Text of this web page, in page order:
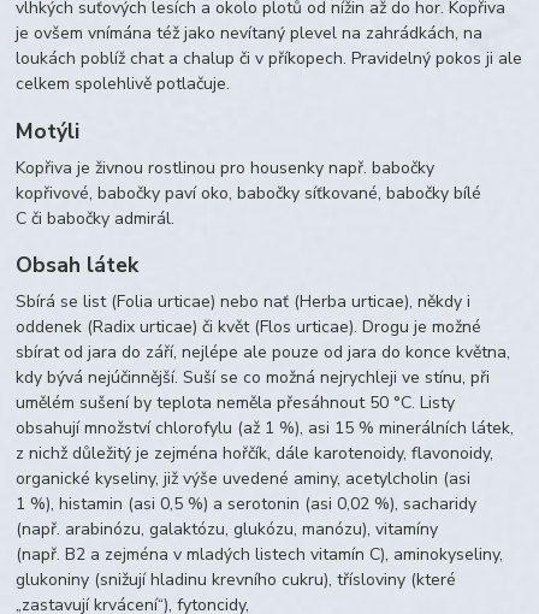
vlhkých suťových lesích a okolo plotů od nížin až do hor. Kopřiva
je ovšem vnímána též jako nevítaný plevel na zahrádkách, na
loukách poblíž chat a chalup či v příkopech. Pravidelný pokos ji ale
celkem spolehlivě potlačuje.
Motýli
Kopřiva je živnou rostlinou pro housenky např. babočky
kopřivové, babočky paví oko, babočky síťkované, babočky bílé
C či babočky admirál.
Obsah látek
Sbírá se list (Folia urticae) nebo nať (Herba urticae), někdy i
oddenek (Radix urticae) či květ (Flos urticae). Drogu je možné
sbírat od jara do září, nejlépe ale pouze od jara do konce května,
kdy bývá nejúčinnější. Suší se co možná nejrychleji ve stínu, při
umělém sušení by teplota neměla přesáhnout 50 °C. Listy
obsahují množství chlorofylu (až 1 %), asi 15 % minerálních látek,
z nichž důležitý je zejména hořčík, dále karotenoidy, flavonoidy,
organické kyseliny, již výše uvedené aminy, acetylcholin (asi
1 %), histamin (asi 0,5 %) a serotonin (asi 0,02 %), sacharidy
(např. arabinózu, galaktózu, glukózu, manózu), vitamíny
(např. B2 a zejména v mladých listech vitamín C), aminokyseliny,
glukoniny (snižují hladinu krevního cukru), třísloviny (které
„zastavují krvácení“), fytoncidy,